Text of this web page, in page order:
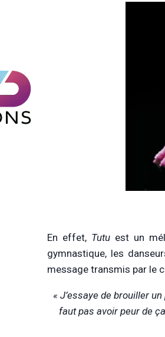
En effet, Tutuest un
gymnastique, les
message transmis par le
« J’essaye de brouiller
faut pas avoir peur de